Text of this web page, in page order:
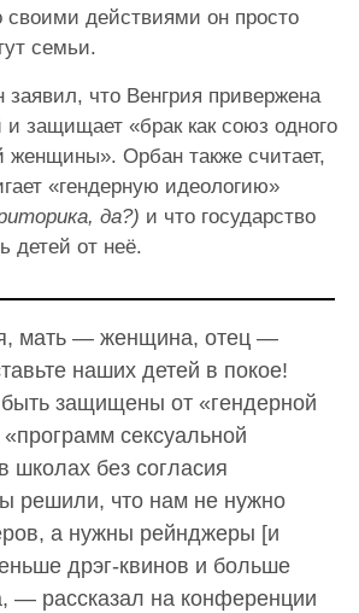
своими действиями он просто
семьи.
заявил, что Венгрия привержена
защищает «брак как союз одного
Орбан также считает,
«гендерную идеологию»
да?) и что государство
детей от неё.
мать — женщина, отец —
наших детей в покое!
защищены от «гендерной
сексуальной
школах без согласия
решили, что нам не нужно
а нужны рейнджеры [и
дрэг-квинов и больше
— рассказал на конференции